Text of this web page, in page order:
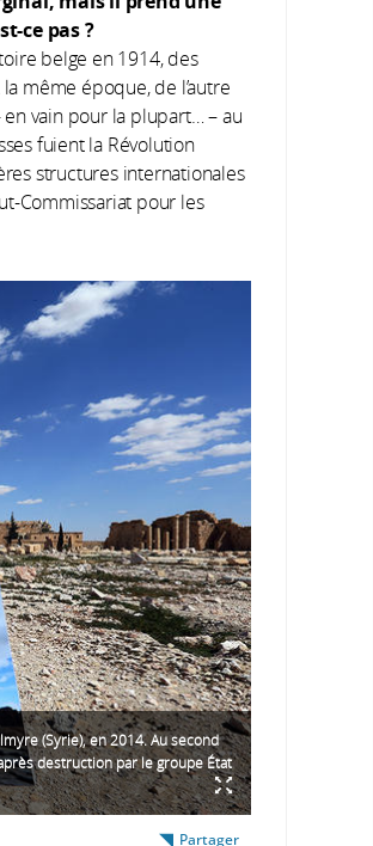
ce pas ?
belge en 1914, des
même époque, de l’autre
en vain pour la plupart… – au
fuient la Révolution
structures internationales
Commissariat pour les
(Syrie), en 2014. Au second
destruction par le groupe État
Partager